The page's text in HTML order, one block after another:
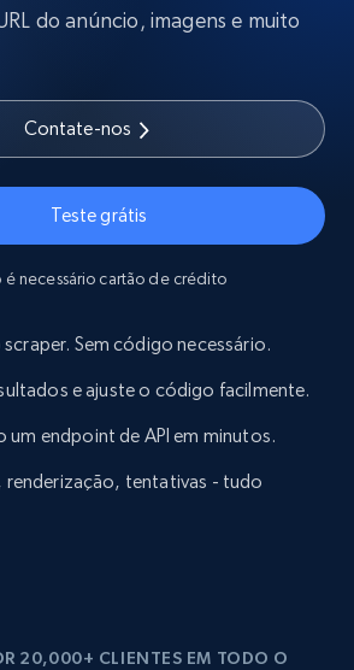
do anúncio, imagens e muito
Contate-nos
Teste grátis
é necessário cartão de crédito
Sem código necessário.
e ajuste o código facilmente.
um endpoint de API em minutos.
renderização, tentativas - tudo
20,000+ CLIENTES EM TODO O